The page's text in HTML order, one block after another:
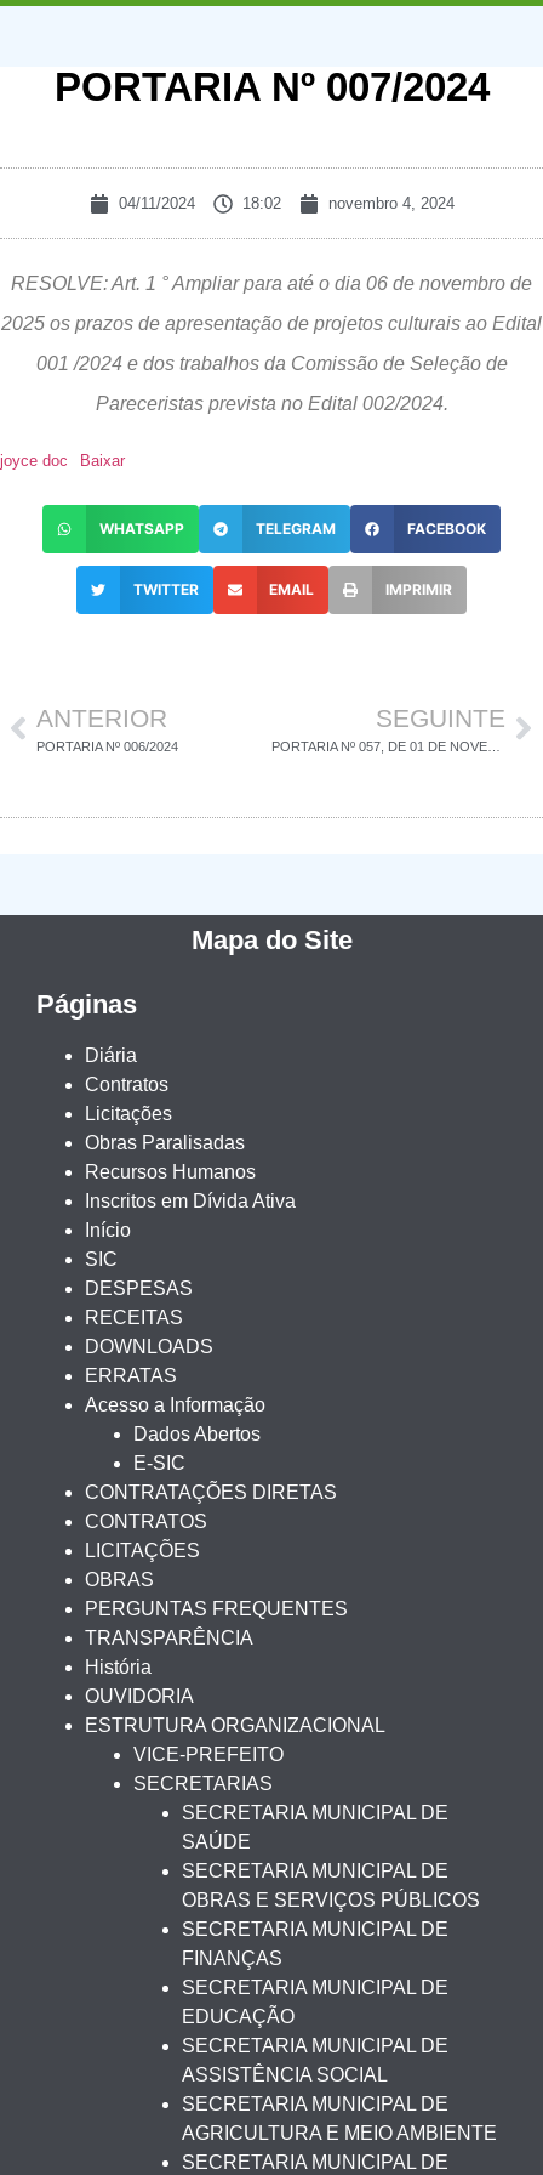
PORTARIA Nº 007/2024
04/11/2024 18:02 novembro 4, 2024
RESOLVE: Art. 1 ° Ampliar para até o dia 06 de novembro de
2025 os prazos de apresentação de projetos culturais ao Edital
001 /2024 e dos trabalhos da Comissão de Seleção de
Pareceristas prevista no Edital 002/2024.
joyce doc Baixar
WHATSAPP TELEGRAM FACEBOOK
TWITTER EMAIL IMPRIMIR
ANTERIOR
PORTARIA Nº 006/2024
SEGUINTE
PORTARIA Nº 057, DE 01 DE NOVEMBRO DE 2024
Mapa do Site
Páginas
Diária
Contratos
Licitações
Obras Paralisadas
Recursos Humanos
Inscritos em Dívida Ativa
Início
SIC
DESPESAS
RECEITAS
DOWNLOADS
ERRATAS
Acesso a Informação
Dados Abertos
E-SIC
CONTRATAÇÕES DIRETAS
CONTRATOS
LICITAÇÕES
OBRAS
PERGUNTAS FREQUENTES
TRANSPARÊNCIA
História
OUVIDORIA
ESTRUTURA ORGANIZACIONAL
VICE-PREFEITO
SECRETARIAS
SECRETARIA MUNICIPAL DE
SAÚDE
SECRETARIA MUNICIPAL DE
OBRAS E SERVIÇOS PÚBLICOS
SECRETARIA MUNICIPAL DE
FINANÇAS
SECRETARIA MUNICIPAL DE
EDUCAÇÃO
SECRETARIA MUNICIPAL DE
ASSISTÊNCIA SOCIAL
SECRETARIA MUNICIPAL DE
AGRICULTURA E MEIO AMBIENTE
SECRETARIA MUNICIPAL DE